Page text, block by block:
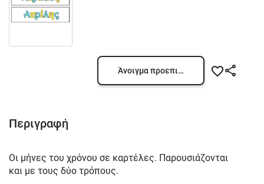
Άνοιγμα προεπισκόπησης
Περιγραφή
Οι μήνες του χρόνου σε καρτέλες. Παρουσιάζονται
και με τους δύο τρόπους.